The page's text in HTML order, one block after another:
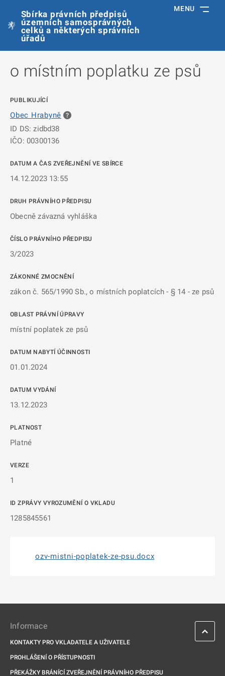
Sbírka právních předpisů
územních samosprávných
celků a některých správních
úřadů
MENU
o místním poplatku ze psů
PUBLIKUJÍCÍ
Obec Hrabyně
ID DS: zidbd38
IČO: 00300136
DATUM A ČAS ZVEŘEJNĚNÍ VE SBÍRCE
14.12.2023 13:55
DRUH PRÁVNÍHO PŘEDPISU
Obecně závazná vyhláška
ČÍSLO PRÁVNÍHO PŘEDPISU
3/2023
ZÁKONNÉ ZMOCNĚNÍ
zákon č. 565/1990 Sb., o místních poplatcích - § 14 - ze psů
OBLAST PRÁVNÍ ÚPRAVY
místní poplatek ze psů
DATUM NABYTÍ ÚČINNOSTI
01.01.2024
DATUM VYDÁNÍ
13.12.2023
PLATNOST
Platné
VERZE
1
ID ZPRÁVY VYROZUMĚNÍ O VKLADU
1285845561
ozv-mistni-poplatek-ze-psu.docx
Informace
KONTAKTY PRO VKLADATELE A UŽIVATELE
PROHLÁŠENÍ O PŘÍSTUPNOSTI
PŘEKÁŽKY BRÁNÍCÍ ZVEŘEJNĚNÍ PRÁVNÍHO PŘEDPISU